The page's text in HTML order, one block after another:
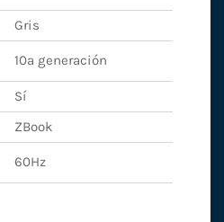
Gris
10ª generación
Sí
ZBook
60Hz